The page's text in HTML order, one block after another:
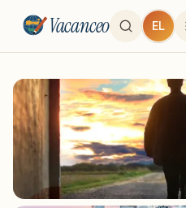
Vacanceo EL